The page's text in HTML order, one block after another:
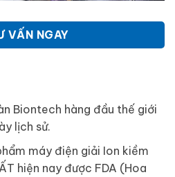
VẤN NGAY
Biontech hàng đầu thế giới
lịch sử.
máy điện giải Ion kiềm
hiện nay được FDA (Hoa